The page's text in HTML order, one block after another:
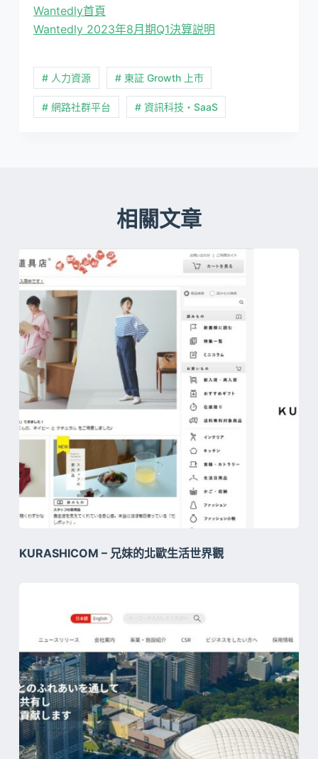
Wantedly首頁
Wantedly 2023年8月期Q1決算説明
# 人力資源 # 東証 Growth 上市
# 網路社群平台 # 資訊科技・SaaS
相關文章
KURASHICOM – 兄妹的北歐生活世界觀